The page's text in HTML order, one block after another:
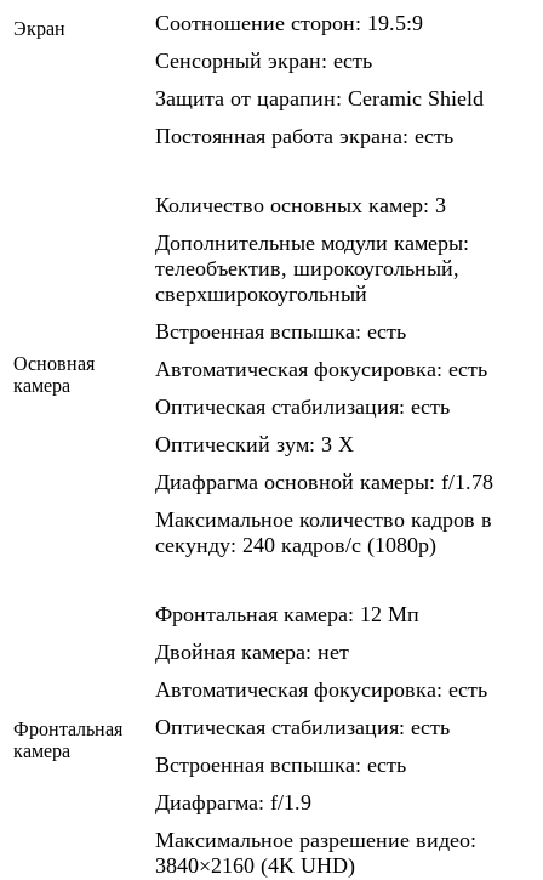
Экран
Соотношение сторон: 19.5:9
Сенсорный экран: есть
Защита от царапин: Ceramic Shield
Постоянная работа экрана: есть
Основная
камера
Количество основных камер: 3
Дополнительные модули камеры:
телеобъектив, широкоугольный,
сверхширокоугольный
Встроенная вспышка: есть
Автоматическая фокусировка: есть
Оптическая стабилизация: есть
Оптический зум: 3 Х
Диафрагма основной камеры: f/1.78
Максимальное количество кадров в
секунду: 240 кадров/с (1080p)
Фронтальная
камера
Фронтальная камера: 12 Мп
Двойная камера: нет
Автоматическая фокусировка: есть
Оптическая стабилизация: есть
Встроенная вспышка: есть
Диафрагма: f/1.9
Максимальное разрешение видео:
3840×2160 (4K UHD)